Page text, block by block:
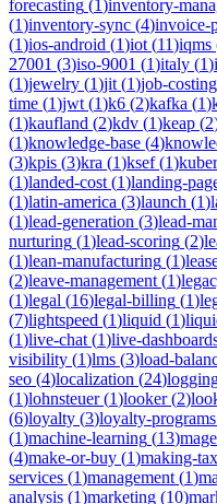
forecasting (1)inventory-
(1)inventory-sync (4)invoice-
(1)ios-android (1)iot (11)iqms
27001 (3)iso-9001 (1)italy (1)
(1)jewelry (1)jit (1)job-costing
time (1)jwt (1)k6 (2)kafka (1)
(1)kaufland (2)kdv (1)keap (2
(1)knowledge-base (4)
(3)kpis (3)kra (1)ksef(1)
(1)landed-cost (1)landing-
(1)latin-america (3)launch (1)
(1)lead-generation (3)lead-
nurturing (1)lead-scoring (2)
(1)lean-manufacturing (1)
(2)leave-management (1)
(1)legal (16)legal-billing (1)
(7)lightspeed (1)liquid (1)
(1)live-chat (1)live-
visibility (1)lms (3)load-
seo (4)localization (24)
(1)lohnsteuer(1)looker(2)
(6)loyalty (3)loyalty-programs
(1)machine-learning (13)
(4)make-or-buy (1)making-
services (1)management (1)
analysis (1)marketing (10)